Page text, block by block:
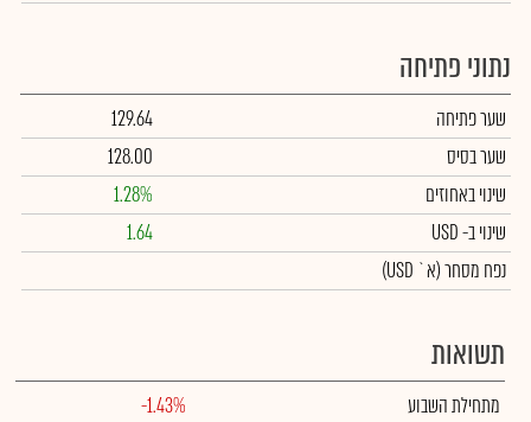
נתוני פתיחה
שער פתיחה
129.64
שער בסיס
128.00
שינוי באחוזים
1.28%
שינויב- USD
1.64
נפח מסחר(א` USD)
תשואות
מתחילת השבוע
-1.43%